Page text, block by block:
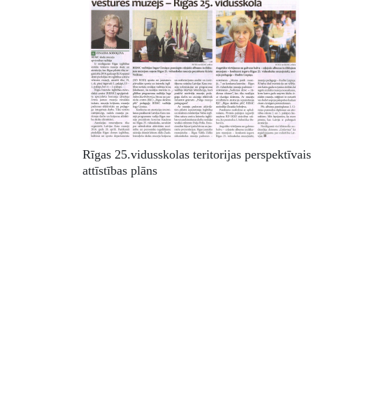
Rīgas 25.vidusskolas teritorijas perspektīvais
attīstības plāns